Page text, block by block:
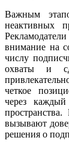
Важным
неактивных
внимание на
числу
охваты и
четкое
через
вызывают
решения о